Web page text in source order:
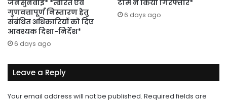
जनसुनवाई* *त्वरित एवं
गुणवत्तापूर्ण निस्तारण हेतु
संबंधित अधिकारियों को दिए
आवश्यक दिशा-निर्देश*
6 days ago
टीम ने किया गिरफ्तार*
6 days ago
Leave a Reply
Your email address will not be published. Required fields are